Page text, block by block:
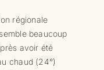
régionale
beaucoup
avoir été
chaud (24°)